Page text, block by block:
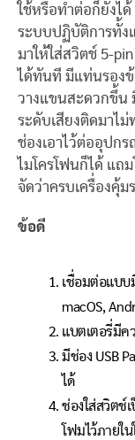
ใช้หรือทำต่อก็ยังไ
ระบบปฏิบัติการทั้ง
มาให้ใส่สวิตช์ 5-
ได้ทันที มีแท่นรอง
วางแขนสะดวกขึ้น
ระดับเสียงติดมาไม่
ช่องเอาไว้ต่ออุปกร
ไมโครโฟนก็ได้ แถ
จัดว่าครบเครื่องคุ้
ข้อดี
เชื่อมต่อแบบ
macOS,
แบตเตอรี่มีค
มีช่อง USB
ได้
ช่องใส่สวิตช์
โฟมไว้ภายใ